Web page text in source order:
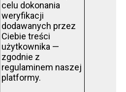
celu dokonania
weryfikacji
dodawanych przez
Ciebie treści
użytkownika —
zgodnie z
regulaminem naszej
platformy.